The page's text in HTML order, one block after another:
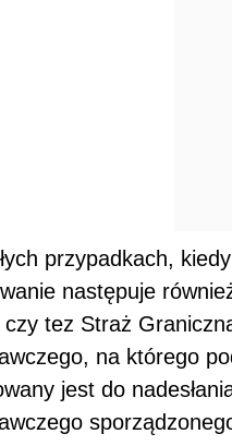
przypadkach,
następuje
czy tez Straż
na którego
jest do